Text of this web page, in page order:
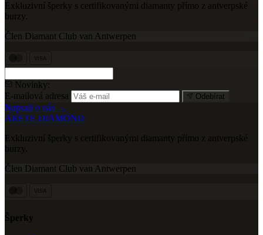
Exkluzivní šperky s certifikovanými diamanty přímo z antverpské
burzy.
Člen Diamant Club van Antwerpen
Novinky:
E-mailová adresa
Odebírat
Napsali o nás →
ARETE DIAMOND
Exkluzivní šperky s certifikovanými diamanty přímo z antverpské
burzy.
Člen Diamant Club van Antwerpen
Šperky